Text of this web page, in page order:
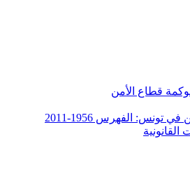
قطاع الأمن
الفهرس 1956-2011